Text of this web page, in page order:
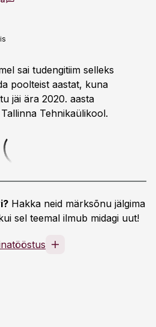
sai tudengitiim selleks
poolteist aastat, kuna
jäi ära 2020. aasta
Tehnikaülikool.
Hakka neid märksõnu jälgima
sel teemal ilmub midagi uut!